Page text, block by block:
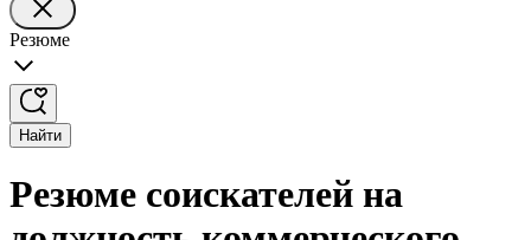
Резюме
Найти
Резюме соискателей на